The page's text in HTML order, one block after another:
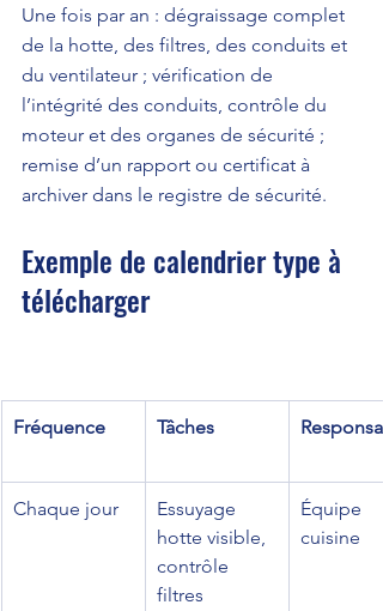
Une fois par an : dégraissage complet
de la hotte, des filtres, des conduits et
du ventilateur ; vérification de
l’intégrité des conduits, contrôle du
moteur et des organes de sécurité ;
remise d’un rapport ou certificat à
archiver dans le registre de sécurité.
Exemple de calendrier type à
télécharger
Fréquence Tâches
Chaque jour
Essuyage
hotte visible,
contrôle
filtres
Équipe
cuisine